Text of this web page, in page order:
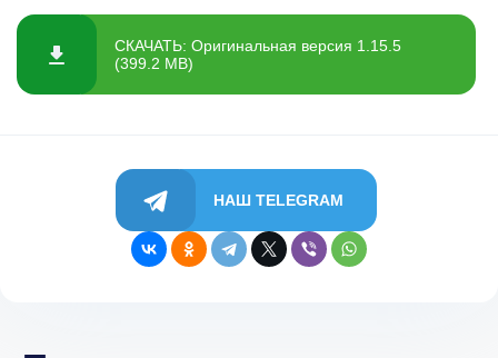
СКАЧАТЬ: Оригинальная версия 1.15.5
(399.2 MB)
НАШ TELEGRAM